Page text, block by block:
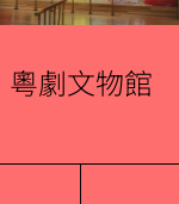
粵劇文物館